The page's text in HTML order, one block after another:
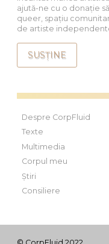
ajută-ne cu o donație
queer, spațiu
de artiste
SUSȚINE
Despre CorpFluid
Texte
Multimedia
Corpul meu
Știri
Consiliere